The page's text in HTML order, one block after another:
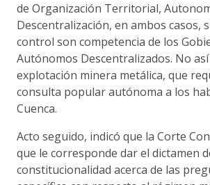
de Organización Territorial,
Descentralización, en ambos casos,
control son competencia de los
Autónomos Descentralizados. No
explotación minera metálica, que
consulta popular autónoma a los
Cuenca.
Acto seguido, indicó que la Corte
que le corresponde dar el dictamen
constitucionalidad acerca de las